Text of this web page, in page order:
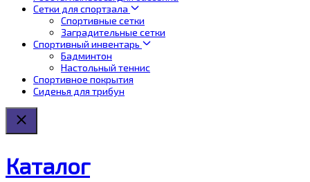
Сетки для спортзала
Спортивные сетки
Заградительные сетки
Спортивный инвентарь
Бадминтон
Настольный теннис
Спортивное покрытия
Сиденья для трибун
Каталог